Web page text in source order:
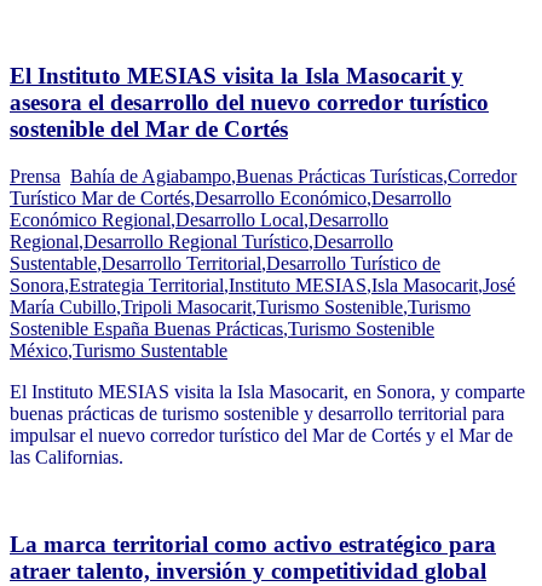
El Instituto MESIAS visita la Isla Masocarit y
asesora el desarrollo del nuevo corredor turístico
sostenible del Mar de Cortés
Prensa Bahía de Agiabampo,Buenas Prácticas Turísticas,Corredor
Turístico Mar de Cortés,Desarrollo Económico,Desarrollo
Económico Regional,Desarrollo Local,Desarrollo
Regional,Desarrollo Regional Turístico,Desarrollo
Sustentable,Desarrollo Territorial,Desarrollo Turístico de
Sonora,Estrategia Territorial,Instituto MESIAS,Isla Masocarit,José
María Cubillo,Tripoli Masocarit,Turismo Sostenible,Turismo
Sostenible España Buenas Prácticas,Turismo Sostenible
México,Turismo Sustentable
El Instituto MESIAS visita la Isla Masocarit, en Sonora, y comparte
buenas prácticas de turismo sostenible y desarrollo territorial para
impulsar el nuevo corredor turístico del Mar de Cortés y el Mar de
las Californias.
La marca territorial como activo estratégico para
atraer talento, inversión y competitividad global